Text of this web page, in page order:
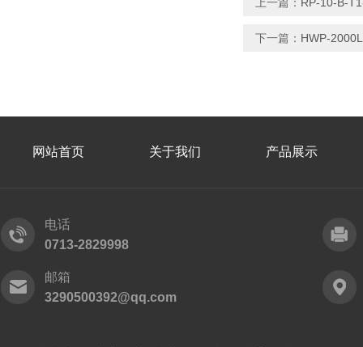
下一篇： HWP-
网站首页 关于我们 产品展示
电话
0713-2829998
邮箱
3290500392@qq.com